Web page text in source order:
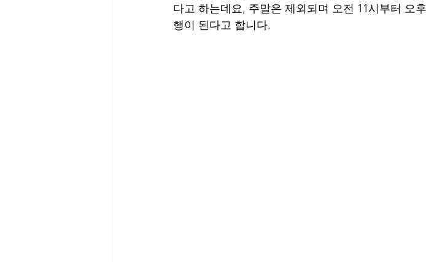
다고 하는데요, 주말은 제외되며 오전 11시부터 오
행이 된다고 합니다.